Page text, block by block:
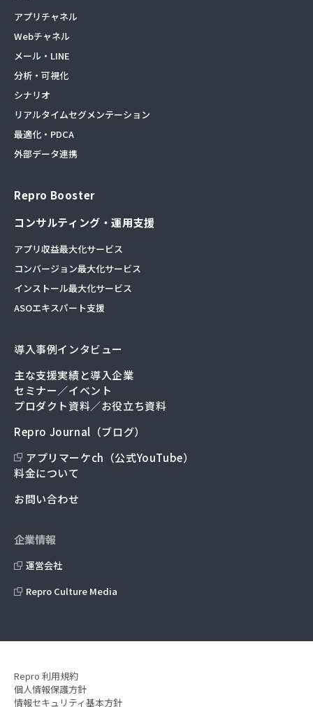
アプリチャネル
Webチャネル
メール・LINE
分析・可視化
シナリオ
リアルタイムセグメンテーション
最適化・PDCA
外部データ連携
Repro Booster
コンサルティング・運用支援
アプリ収益最大化サービス
コンバージョン最大化サービス
インストール最大化サービス
ASOエキスパート支援
導入事例インタビュー
主な支援実績と導入企業
セミナー／イベント
プロダクト資料／お役立ち資料
Repro Journal（ブログ）
アプリマーケch（公式YouTube）
料金について
お問い合わせ
企業情報
運営会社
Repro Culture Media
Repro 利用規約
個人情報保護方針
情報セキュリティ基本方針